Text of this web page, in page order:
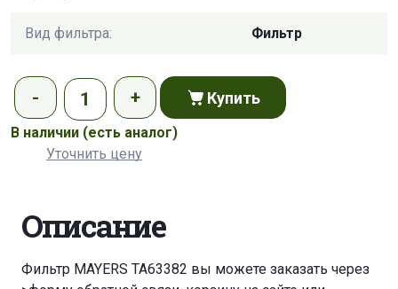
Вид фильтра: Фильтр
Купить
В наличии (есть аналог)
Уточнить цену
Описание
Фильтр MAYERS TA63382 вы можете заказать через